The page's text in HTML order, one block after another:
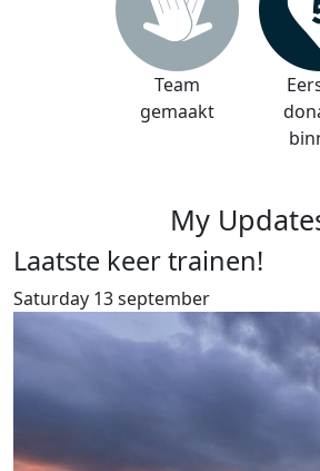
Team
gemaakt
My
Laatste keer trainen!
Saturday 13 september